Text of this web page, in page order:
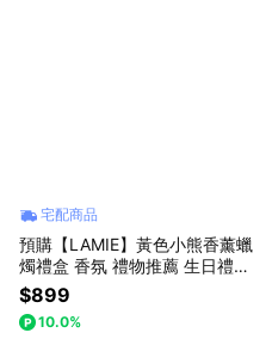
宅配商品
預購【LAMIE】黃色小熊香薰蠟
燭禮盒 香氛 禮物推薦 生日禮物
交換禮物
$899
10.0%